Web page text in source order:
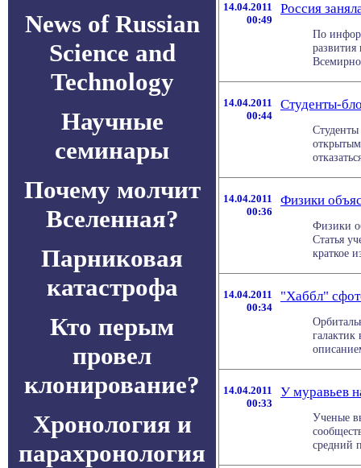
News of Russian
Science and
Technology
Научные
семинары
Почему молчит
Вселенная?
Парниковая
катастрофа
Кто перым
провел
клонирование?
Хронология и
парахронология
14.04.2011
00:49
Россия
По
14.04.2011
00:44
Студенты-
14.04.2011
00:36
Физики
Физики
Статья
краткое
14.04.2011
00:34
"Хаббл"
14.04.2011
00:33
У муравьев
Ученые
средний